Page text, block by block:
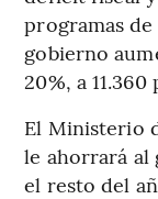
programas de
gobierno
20%, a 11.360
El Ministerio
le ahorrará al
el resto del